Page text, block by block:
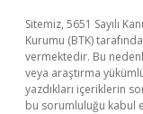
Sitemiz, 5651 Sayılı
Kurumu (BTK)
vermektedir. Bu
veya araştırma
yazdıkları içeriklerin
bu sorumluluğu kabul